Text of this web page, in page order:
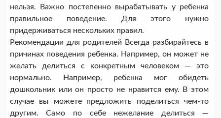
нельзя. Важно постепенно вырабатывать у ребенка
правильное поведение. Для этого нужно
придерживаться нескольких правил.
Рекомендации для родителей Всегда разбирайтесь в
причинах поведения ребенка. Например, он может не
желать делиться с конкретным человеком — это
нормально. Например, ребенка мог обидеть
дошкольник или он просто не нравится ему. В этом
случае вы можете предложить поделиться чем-то
другим. Само по себе нежелание делиться —